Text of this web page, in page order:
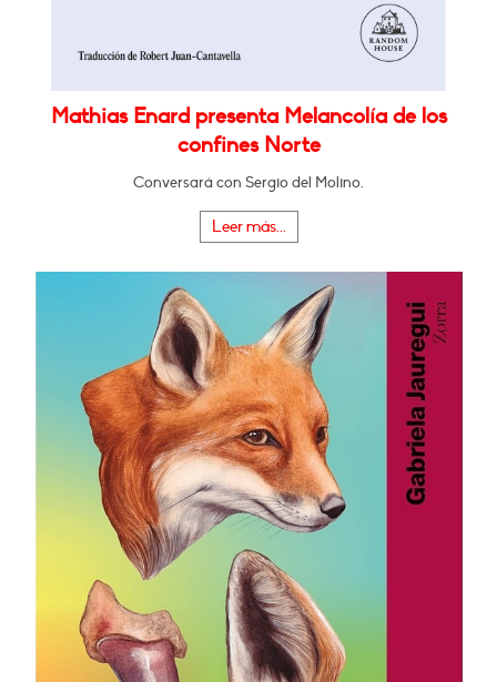
Mathias Enard presenta Melancolía de los
confines Norte
Conversará con Sergio del Molino.
Leer más...